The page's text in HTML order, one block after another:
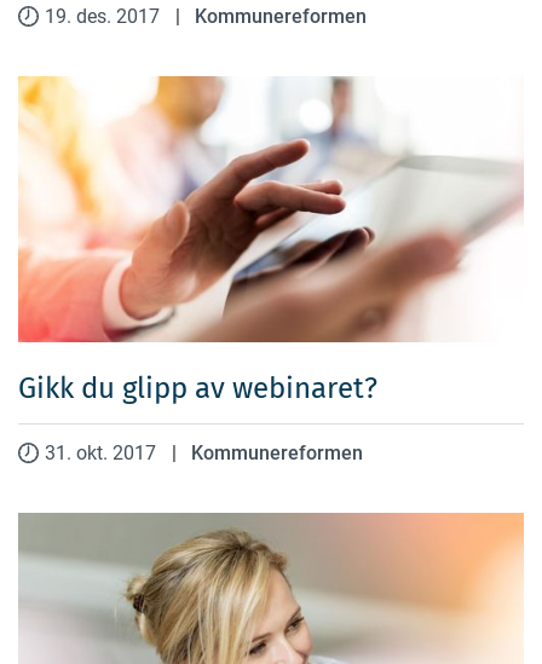
19. des. 2017 | Kommunereformen
Gikk du glipp av webinaret?
31. okt. 2017 | Kommunereformen